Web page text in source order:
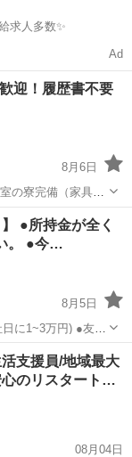
高時給求人多数✨
Ad
迎！履歴書不要
8月6日
の寮完備（家具・
65歳
●所持金が全く
。 ●今…
8月5日
に1~3万円) ●友
支援員/地域最大
心のリスタート…
08月04日